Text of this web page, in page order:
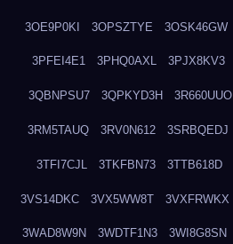
3OE9P0KI 3OPSZTYE 3OSK46GW
3PFEI4E1 3PHQ0AXL 3PJX8KV3
3QBNPSU7 3QPKYD3H 3R660UUO
3RM5TAUQ 3RV0N612 3SRBQEDJ
3TFI7CJL 3TKFBN73 3TTB618D
3VS14DKC 3VX5WW8T 3VXFRWKX
3WAD8W9N 3WDTF1N3 3WI8G8SN